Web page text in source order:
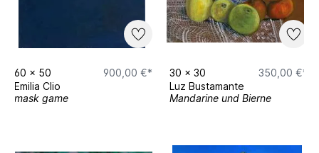
60 x 50
900,00 €*
Emilia Clio
mask game
30 x 30
350,00 €*
Luz Bustamante
Mandarine und Bierne